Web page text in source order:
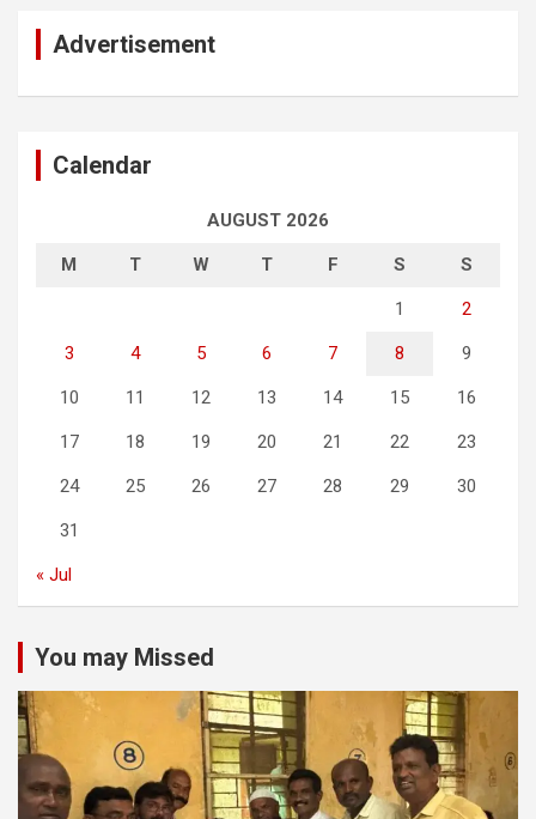
Advertisement
Calendar
AUGUST 2026
M T W T F S S
1 2
3 4 5 6 7 8 9
10 11 12 13 14 15 16
17 18 19 20 21 22 23
24 25 26 27 28 29 30
31
« Jul
You may Missed